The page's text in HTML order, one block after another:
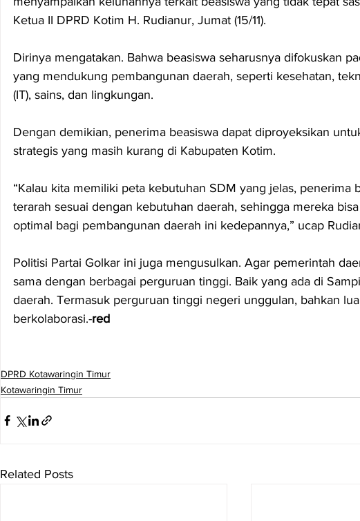
Ketua II DPRD Kotim H. Rudianur, Jumat (15/11).
Dirinya mengatakan. Bahwa beasiswa seharusnya difokuskan
yang mendukung pembangunan daerah, seperti kesehatan,
(IT), sains, dan lingkungan.
Dengan demikian, penerima beasiswa dapat diproyeksikan
strategis yang masih kurang di Kabupaten Kotim.
“Kalau kita memiliki peta kebutuhan SDM yang jelas, penerima
terarah sesuai dengan kebutuhan daerah, sehingga mereka
optimal bagi pembangunan daerah ini kedepannya,” ucap
Politisi Partai Golkar ini juga mengusulkan. Agar pemerintah
sama dengan berbagai perguruan tinggi. Baik yang ada di
daerah. Termasuk perguruan tinggi negeri unggulan, bahkan
berkolaborasi.-red
DPRD Kotawaringin Timur
Kotawaringin Timur
Related Posts